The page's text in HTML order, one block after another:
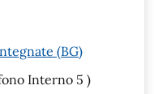
(BG)
Interno 5 )